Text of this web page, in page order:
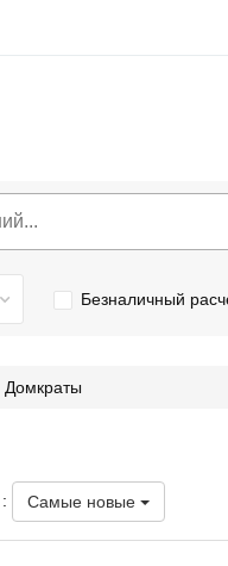
Безналичный
Домкраты
Самые новые